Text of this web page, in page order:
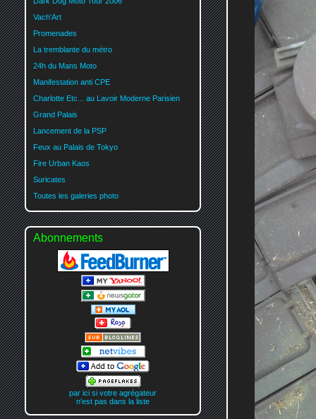
Vach'Art
Promenades
La tremblante du métro
24h du Mans Moto
Manifestation anti CPE
Charlotte Etc... au Lavoir Moderne Parisien
Grand Palais
Lancement de la PSP
Feux au Palais de Tokyo
Fire Urban Kaos
Suricates
Toutes les galeries photo
Abonnements
par ici si votre agrégateur
n'est pas dans la liste